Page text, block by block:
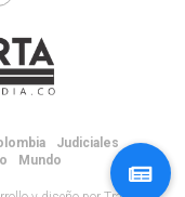
Judiciales
Mundo